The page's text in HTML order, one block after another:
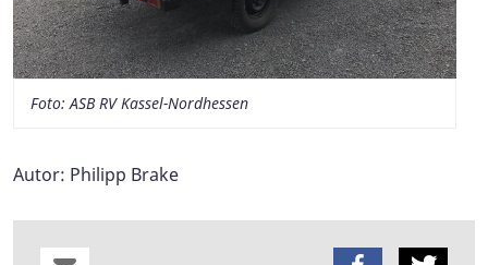
Foto: ASB RV Kassel-Nordhessen
Autor: Philipp Brake